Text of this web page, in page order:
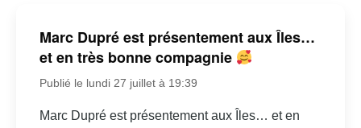
Marc Dupré est présentement aux Îles…
et en très bonne compagnie
Publié le lundi 27 juillet à 19:39
Marc Dupré est présentement aux Îles… et en